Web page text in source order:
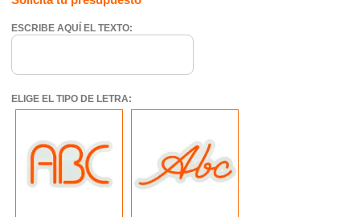
ESCRIBE AQUÍ EL TEXTO:
ELIGE EL TIPO DE LETRA: